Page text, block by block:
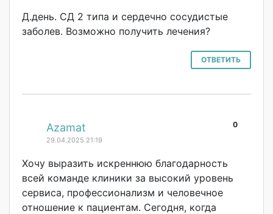
Д.день. СД 2 типа и сердечно сосудистые
заболев. Возможно получить лечения?
ОТВЕТИТЬ
0
Azamat
29.04.2025 21:19
Хочу выразить искреннюю благодарность
всей команде клиники за высокий уровень
сервиса, профессионализм и человечное
отношение к пациентам. Сегодня, когда